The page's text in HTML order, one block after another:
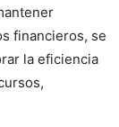
financieros, se
la eficiencia